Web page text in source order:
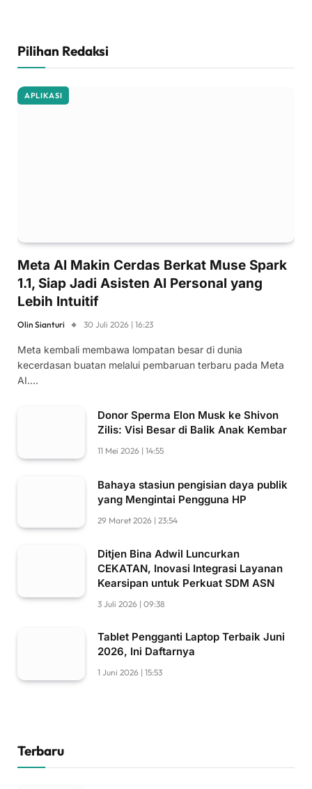
Pilihan Redaksi
APLIKASI
Meta AI Makin Cerdas Berkat Muse Spark
1.1, Siap Jadi Asisten AI Personal yang
Lebih Intuitif
Olin Sianturi 30 Juli 2026 | 16:23
Meta kembali membawa lompatan besar di dunia
kecerdasan buatan melalui pembaruan terbaru pada Meta
AI.…
Donor Sperma Elon Musk ke Shivon
Zilis: Visi Besar di Balik Anak Kembar
11 Mei 2026 | 14:55
Bahaya stasiun pengisian daya publik
yang Mengintai Pengguna HP
29 Maret 2026 | 23:54
Ditjen Bina Adwil Luncurkan
CEKATAN, Inovasi Integrasi Layanan
Kearsipan untuk Perkuat SDM ASN
3 Juli 2026 | 09:38
Tablet Pengganti Laptop Terbaik Juni
2026, Ini Daftarnya
1 Juni 2026 | 15:53
Terbaru